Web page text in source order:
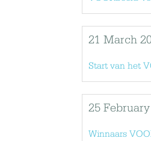
21 March
Start van het
25 February
Winnaars